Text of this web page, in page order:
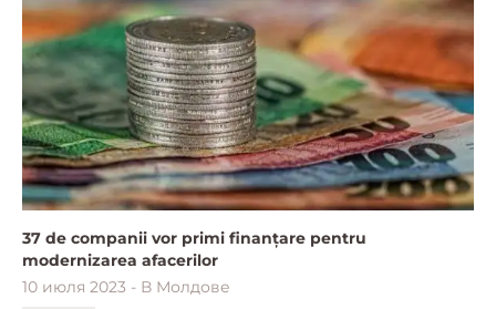
37 de companii vor primi finanțare pentru
modernizarea afacerilor
10 июля 2023 - В Молдове